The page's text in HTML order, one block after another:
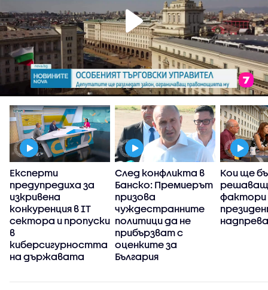
Експерти
предупредиха за
изкривена
конкуренция в IT
сектора и пропуски
в
киберсигурността
на държавата
След конфликта в
Банско: Премиерът
призова
чуждестранните
политици да не
прибързват с
оценките за
България
Кои ще
фактори